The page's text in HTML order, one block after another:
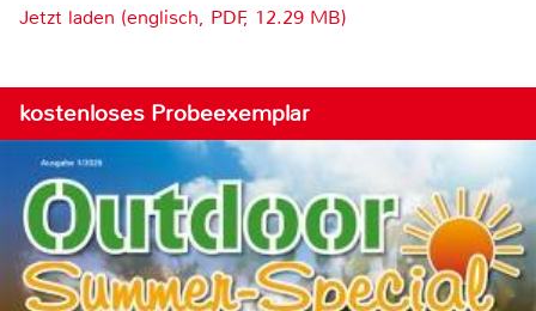
Jetzt laden (englisch, PDF, 12.29 MB)
kostenloses Probeexemplar